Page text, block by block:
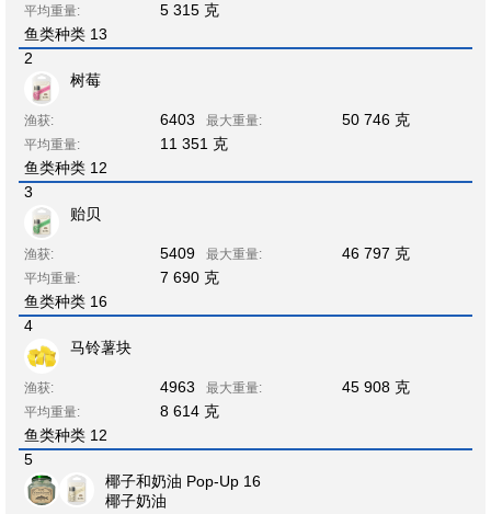
平均重量:
5 315 克
鱼类种类 13
2
树莓
渔获: 6403 最大重量: 50 746 克
平均重量:
11 351 克
鱼类种类 12
3
贻贝
渔获: 5409 最大重量: 46 797 克
平均重量:
7 690 克
鱼类种类 16
4
马铃薯块
渔获: 4963 最大重量: 45 908 克
平均重量:
8 614 克
鱼类种类 12
5
椰子和奶油 Pop-Up 16
椰子奶油